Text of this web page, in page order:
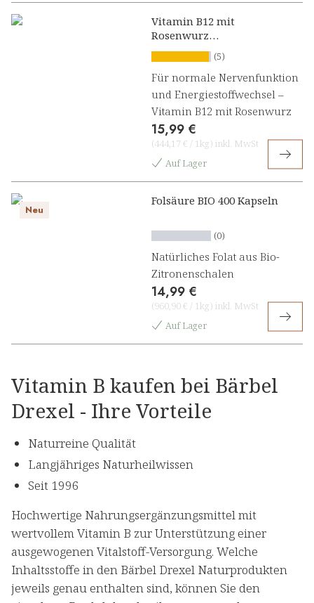
Vitamin B12 mit
Rosenwurz
Lutschpresslinge
(5)
Für normale Nervenfunktion
und Energiestoffwechsel –
Vitamin B12 mit Rosenwurz
15,99 €
(444,17 € / 1kg) inkl. MwSt
Auf Lager
Neu
Folsäure BIO 400 Kapseln
(0)
Natürliches Folat aus Bio-
Zitronenschalen
14,99 €
(960,90 € / 1kg) inkl. MwSt
Auf Lager
Vitamin B kaufen bei Bärbel
Drexel - Ihre Vorteile
Naturreine Qualität
Langjähriges Naturheilwissen
Seit 1996
Hochwertige Nahrungsergänzungsmittel mit
wertvollem Vitamin B zur Unterstützung einer
ausgewogenen Vitalstoff-Versorgung. Welche
Inhaltsstoffe in den Bärbel Drexel Naturprodukten
jeweils genau enthalten sind, können Sie den